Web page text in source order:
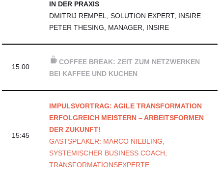
IN DER PRAXIS
DMITRIJ REMPEL, SOLUTION EXPERT, INSIRE
PETER THESING, MANAGER, INSIRE
15:00
COFFEE BREAK: ZEIT ZUM NETZWERKEN
BEI KAFFEE UND KUCHEN
15:45
IMPULSVORTRAG: AGILE TRANSFORMATION
ERFOLGREICH MEISTERN – ARBEITSFORMEN
DER ZUKUNFT!
GASTSPEAKER: MARCO NIEBLING,
SYSTEMISCHER BUSINESS COACH,
TRANSFORMATIONSEXPERTE